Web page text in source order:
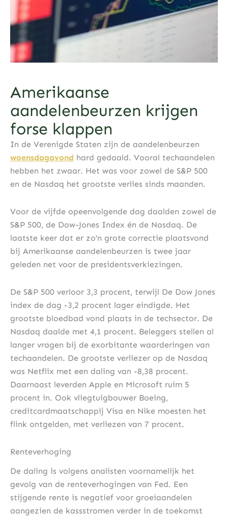
Amerikaanse
aandelenbeurzen krijgen
forse klappen
In de Verenigde Staten zijn de aandelenbeurzen
woensdagavond hard gedaald. Vooral techaandelen
hebben het zwaar. Het was voor zowel de S&P 500
en de Nasdaq het grootste verlies sinds maanden.
Voor de vijfde opeenvolgende dag daalden zowel de
S&P 500, de Dow-Jones Index én de Nasdaq. De
laatste keer dat er zo’n grote correctie plaatsvond
bij Amerikaanse aandelenbeurzen is twee jaar
geleden net voor de presidentsverkiezingen.
De S&P 500 verloor 3,3 procent, terwijl De Dow Jones
index de dag -3,2 procent lager eindigde. Het
grootste bloedbad vond plaats in de techsector. De
Nasdaq daalde met 4,1 procent. Beleggers stellen al
langer vragen bij de exorbitante waarderingen van
techaandelen. De grootste verliezer op de Nasdaq
was Netflix met een daling van -8,38 procent.
Daarnaast leverden Apple en Microsoft ruim 5
procent in. Ook vliegtuigbouwer Boeing,
creditcardmaatschappij Visa en Nike moesten het
flink ontgelden, met verliezen van 7 procent.
Renteverhoging
De daling is volgens analisten voornamelijk het
gevolg van de renteverhogingen van Fed. Een
stijgende rente is negatief voor groeiaandelen
aangezien de kassstromen verder in de toekomst